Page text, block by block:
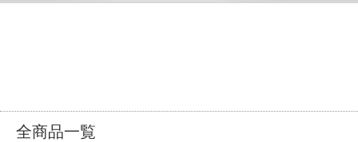
全商品一覧